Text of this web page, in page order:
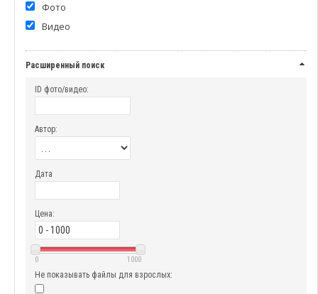
Фото
Видео
Расширенный поиск
ID фото/видео:
Автор:
Дата
Цена:
0 1000
Не показывать файлы для взрослых: